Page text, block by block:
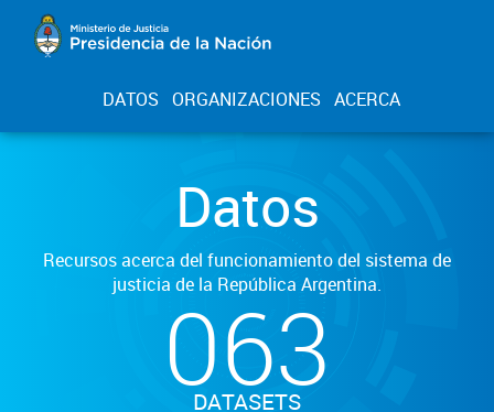
DATOS ORGANIZACIONES ACERCA
Datos
Recursos acerca del funcionamiento del sistema de
justicia de la República Argentina.
063
DATASETS